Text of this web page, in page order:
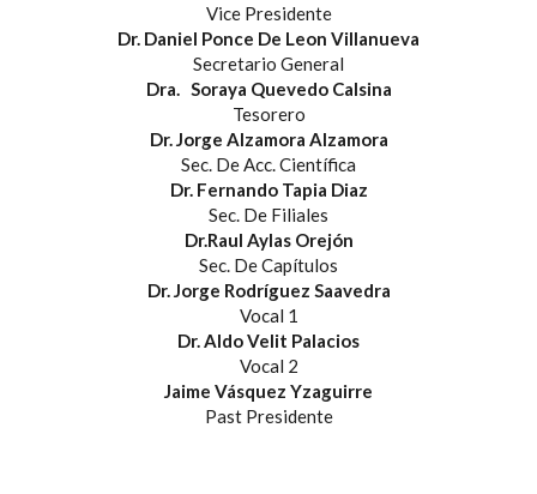
Vice Presidente
Dr. Daniel Ponce De Leon Villanueva
Secretario General
Dra. Soraya Quevedo Calsina
Tesorero
Dr. Jorge Alzamora Alzamora
Sec. De Acc. Científica
Dr. Fernando Tapia Diaz
Sec. De Filiales
Dr.Raul Aylas Orejón
Sec. De Capítulos
Dr. Jorge Rodríguez Saavedra
Vocal 1
Dr. Aldo Velit Palacios
Vocal 2
Jaime Vásquez Yzaguirre
Past Presidente